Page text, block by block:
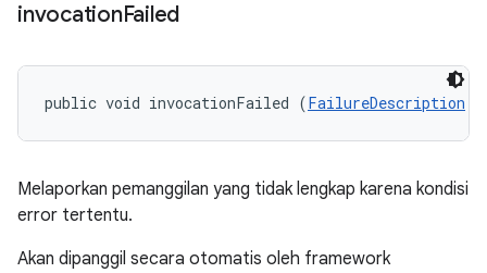
invocationFailed
public void invocationFailed (FailureDescription
Melaporkan pemanggilan yang tidak lengkap karena kondisi
error tertentu.
Akan dipanggil secara otomatis oleh framework